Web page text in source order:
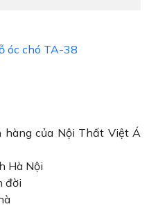
óc chó TA-38
hàng của Nội Thất Việt Á
Hà Nội
đời